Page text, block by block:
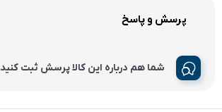
پرسش و پاسخ
شما هم درباره این کالا پرسش ثبت کنید